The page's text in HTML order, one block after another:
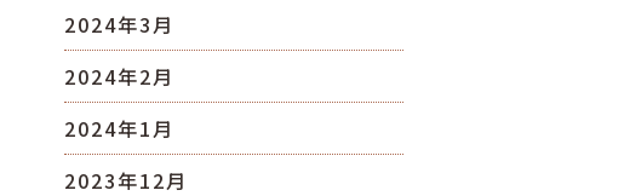
2024年3月
2024年2月
2024年1月
2023年12月